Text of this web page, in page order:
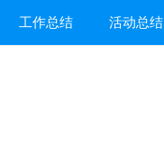
工作总结 活动总结